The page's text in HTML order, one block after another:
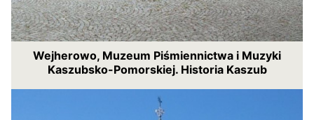
Wejherowo, Muzeum Piśmiennictwa i Muzyki
Kaszubsko-Pomorskiej. Historia Kaszub